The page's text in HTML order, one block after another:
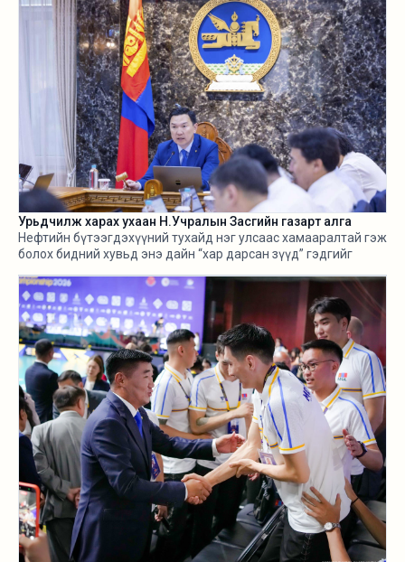
Урьдчилж харах ухаан Н.Учралын Засгийн газарт алга
Нефтийн бүтээгдэхүүний тухайд нэг улсаас хамааралтай гэж
болох бидний хувьд энэ дайн “хар дарсан зүүд” гэдгийг
бүхнийг бодитой тооцож, болзошгүй эрсдэл, хүндрэлийг
урьдчилж харж, хариу арга хэмжээ авах ухаан Н.Учралын
Засгийн газарт ч алга.